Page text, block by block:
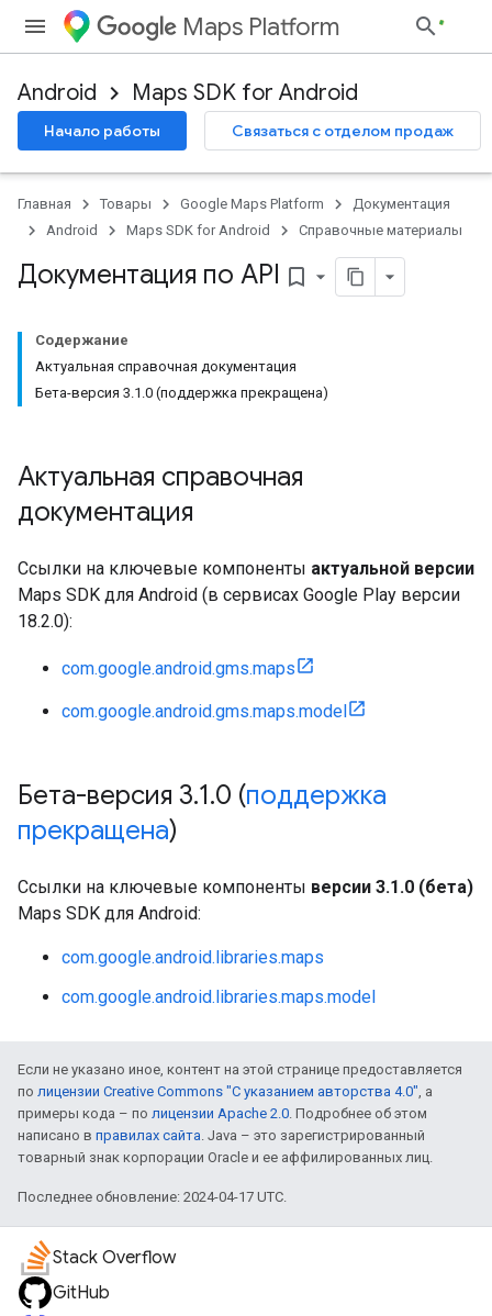
Maps Platform
Android Maps SDK for Android
Начало работы Связаться с отделом продаж
Главная Товары Google Maps Platform
Документация
Android
Maps SDK for Android Справочные материалы
Документация по API bookmark_border
Содержание
Актуальная справочная документация
Бета-версия 3.1.0 (поддержка прекращена)
Актуальная справочная
документация
Ссылки на ключевые компоненты актуальной версии
Maps SDK для Android (в сервисах Google Play версии
18.2.0):
com.google.android.gms.maps
com.google.android.gms.maps.model
Бета-версия 3.1.0 (поддержка
прекращена)
Ссылки на ключевые компоненты версии 3.1.0 (бета)
Maps SDK для Android:
com.google.android.libraries.maps
com.google.android.libraries.maps.model
Если не указано иное, контент на этой странице предоставляется
по лицензии Creative Commons "С указанием авторства 4.0", а
примеры кода – по лицензии Apache 2.0. Подробнее об этом
написано в правилах сайта. Java – это зарегистрированный
товарный знак корпорации Oracle и ее аффилированных лиц.
Последнее обновление: 2024-04-17 UTC.
Stack Overflow
GitHub